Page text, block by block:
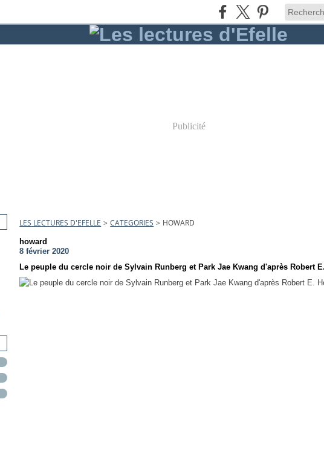
Publicité
LES LECTURES D'EFELLE > CATEGORIES > HOWARD
howard
8 février 2020
Le peuple du cercle noir de Sylvain Runberg et Park Jae Kwang d'après Robert